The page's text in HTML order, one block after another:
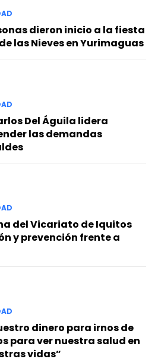
dieron inicio a la fiesta
las Nieves en Yurimaguas
Del Águila lidera
las demandas
del Vicariato de Iquitos
y prevención frente a
dinero para irnos de
para ver nuestra salud en
vidas”